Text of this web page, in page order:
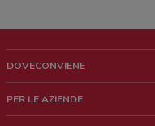
DOVECONVIENE
Chi siamo
PER LE AZIENDE